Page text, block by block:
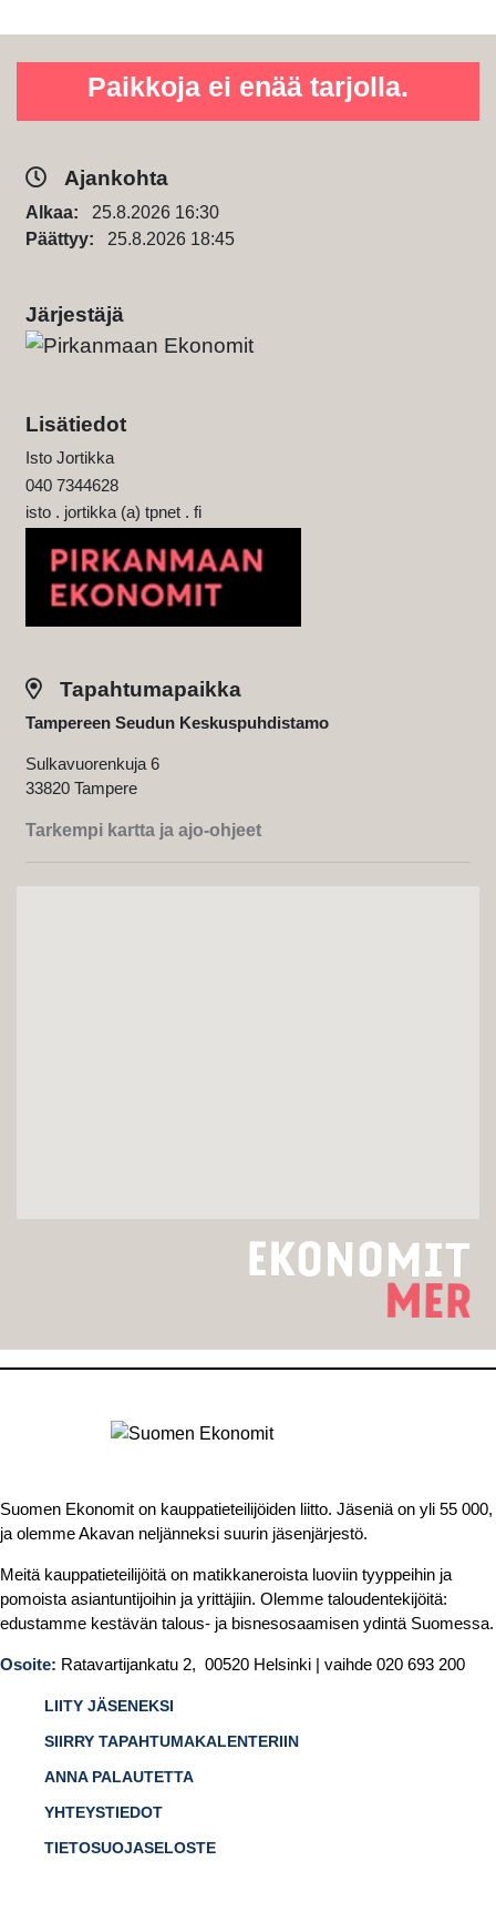
Paikkoja ei enää tarjolla.
Ajankohta
Alkaa: 25.8.2026 16:30
Päättyy: 25.8.2026 18:45
Järjestäjä
Lisätiedot
Isto Jortikka
040 7344628
isto . jortikka (a) tpnet . fi
Tapahtumapaikka
Tampereen Seudun Keskuspuhdistamo
Sulkavuorenkuja 6
33820 Tampere
Tarkempi kartta ja ajo-ohjeet
Suomen Ekonomit on kauppatieteilijöiden liitto. Jäseniä on yli 55 000,
ja olemme Akavan neljänneksi suurin jäsenjärjestö.
Meitä kauppatieteilijöitä on matikkaneroista luoviin tyyppeihin ja
pomoista asiantuntijoihin ja yrittäjiin. Olemme taloudentekijöitä:
edustamme kestävän talous- ja bisnesosaamisen ydintä Suomessa.
Osoite: Ratavartijankatu 2, 00520 Helsinki | vaihde 020 693 200
LIITY JÄSENEKSI
SIIRRY TAPAHTUMAKALENTERIIN
ANNA PALAUTETTA
YHTEYSTIEDOT
TIETOSUOJASELOSTE